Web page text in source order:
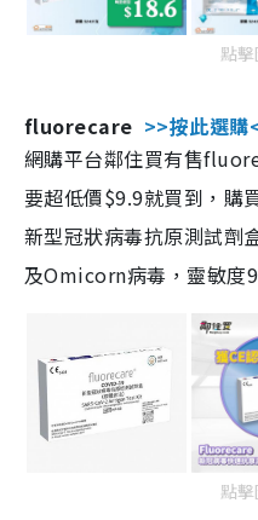
點
fluorecare >>按此選購
網購平台鄰住買有售
要超低價$9.9就買到，購
新型冠狀病毒抗原測試劑
及Omicorn病毒，靈敏度
點